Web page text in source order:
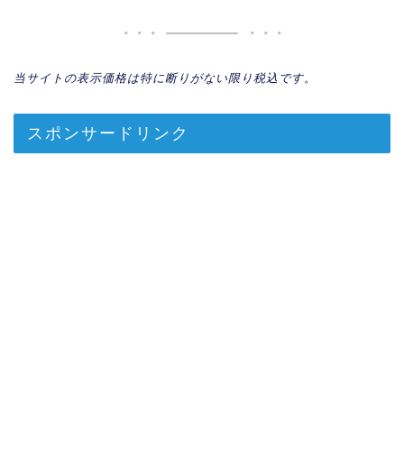
当サイトの表示価格は特に断りがない限り税込です。
スポンサードリンク